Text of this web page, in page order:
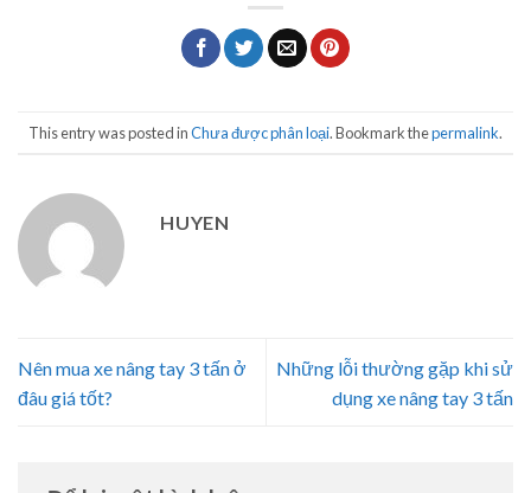
This entry was posted inChưa được phân loại. Bookmark thepermalink.
HUYEN
Nên mua xe nâng tay 3 tấn ở
đâu giá tốt?
Những lỗi thường gặp khi sử
dụng xe nâng tay 3 tấn